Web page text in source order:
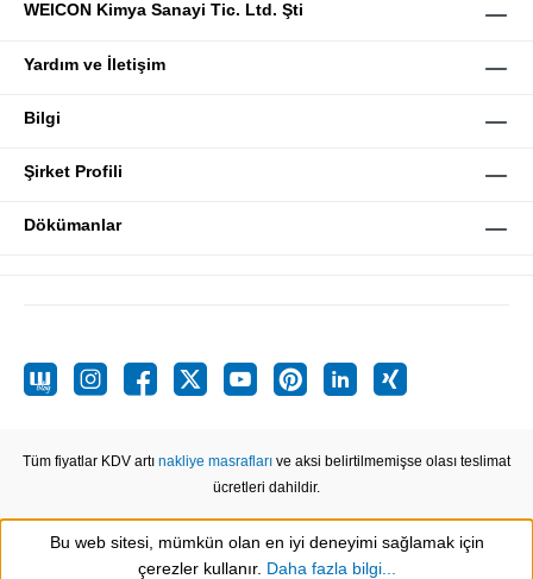
WEICON Kimya Sanayi Tic. Ltd. Şti
Yardım ve İletişim
Bilgi
Şirket Profili
Dökümanlar
Tüm fiyatlar KDV artı nakliye masrafları ve aksi belirtilmemişse olası teslimat
ücretleri dahildir.
Show toolbar
Bu web sitesi, mümkün olan en iyi deneyimi sağlamak için
çerezler kullanır. Daha fazla bilgi...